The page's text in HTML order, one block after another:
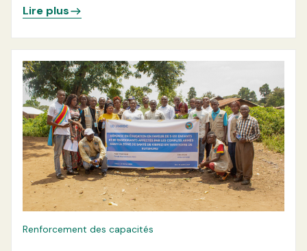
Lire plus
Renforcement des capacités